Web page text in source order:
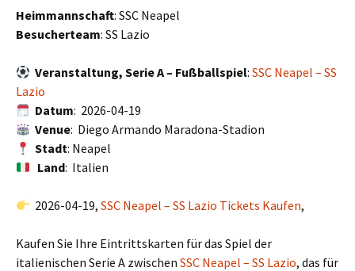
Heimmannschaft: SSC Neapel
Besucherteam: SS Lazio
Veranstaltung, Serie A – Fußballspiel:SSC Neapel – SS
Lazio
Datum: 2026-04-19
Venue: Diego Armando Maradona-Stadion
Stadt: Neapel
Land: Italien
2026-04-19,SSC Neapel – SS Lazio Tickets Kaufen,
Kaufen Sie Ihre Eintrittskarten für das Spiel der
italienischen Serie A zwischen SSC Neapel – SS Lazio, das für